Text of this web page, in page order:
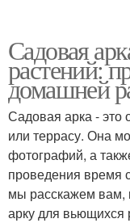
Арка на
Арки для
Садовая
растений:
домашней
Садовая арка - это
или террасу. Она
фотографий, а
проведения время
мы расскажем вам,
арку для вьющихся